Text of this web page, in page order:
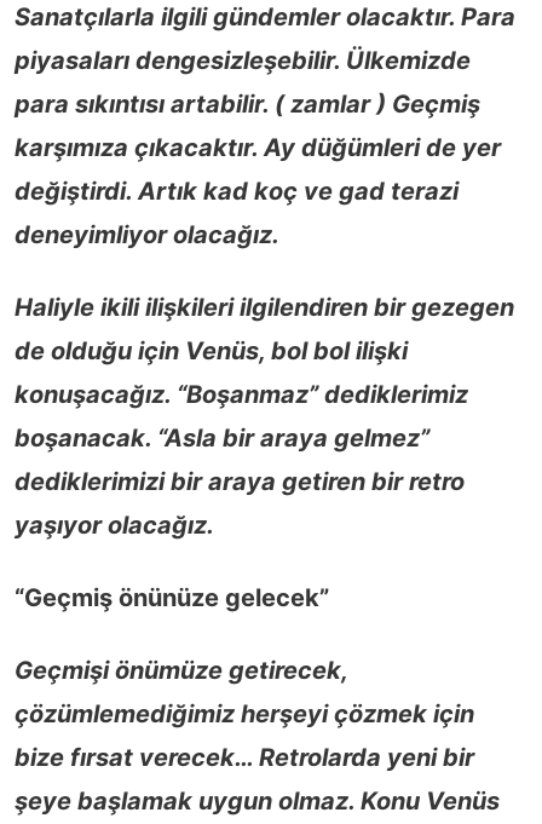
Sanatçılarla ilgili gündemler olacaktır. Para
piyasaları dengesizleşebilir. Ülkemizde
para sıkıntısı artabilir. ( zamlar ) Geçmiş
karşımıza çıkacaktır. Ay düğümleri de yer
değiştirdi. Artık kad koç ve gad terazi
deneyimliyor olacağız.
Haliyle ikili ilişkileri ilgilendiren bir gezegen
de olduğu için Venüs, bol bol ilişki
konuşacağız. “Boşanmaz” dediklerimiz
boşanacak. “Asla bir araya gelmez”
dediklerimizi bir araya getiren bir retro
yaşıyor olacağız.
“Geçmiş önünüze gelecek”
Geçmişi önümüze getirecek,
çözümlemediğimiz herşeyi çözmek için
bize fırsat verecek… Retrolarda yeni bir
şeye başlamak uygun olmaz. Konu Venüs